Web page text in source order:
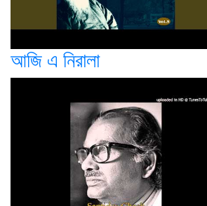
আজি এ নিরালা